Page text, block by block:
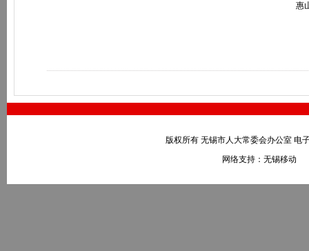
惠
版权所有 无锡市人大常委会办公室 电
网络支持：无锡移动